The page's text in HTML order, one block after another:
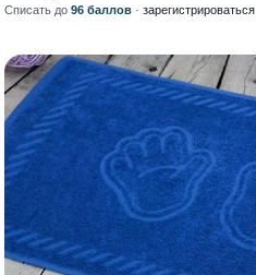
Списать до 96 баллов · зарегистрироваться